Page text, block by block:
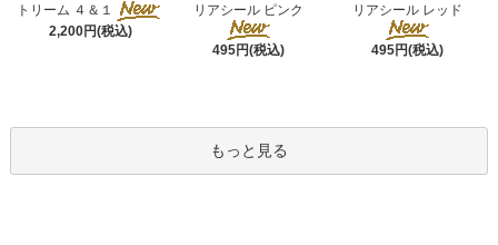
トリーム ４＆１
2,200円(税込)
リアシール ピンク
495円(税込)
リアシール レッド
495円(税込)
もっと見る